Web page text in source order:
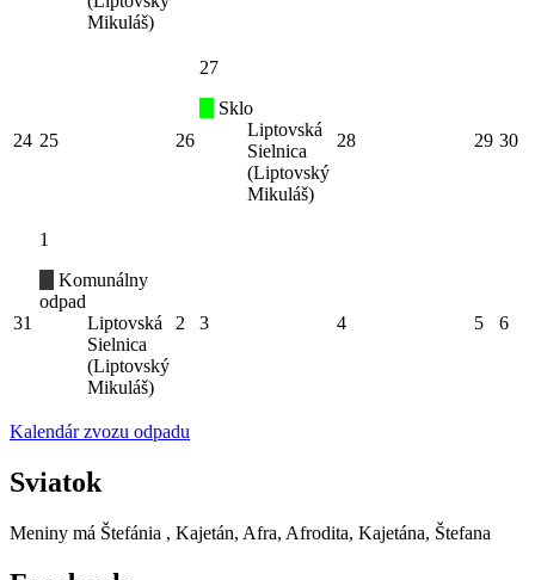
Mikuláš)
24 25 26
27
Sklo
Liptovská
Sielnica
(Liptovský
Mikuláš)
28 29 30
31
1
Komunálny
odpad
Liptovská
Sielnica
(Liptovský
Mikuláš)
2 3 4 5 6
Kalendár zvozu odpadu
Sviatok
Meniny má Štefánia , Kajetán, Afra, Afrodita, Kajetána, Štefana